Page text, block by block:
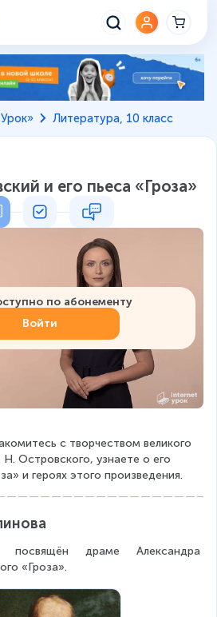
Литература, 10 класс
и его пьеса «Гроза»
по абонементу
Войти
с творчеством великого
Н. Островского, узнаете о его
и героях этого произведения.
драме Александра
«Гроза».